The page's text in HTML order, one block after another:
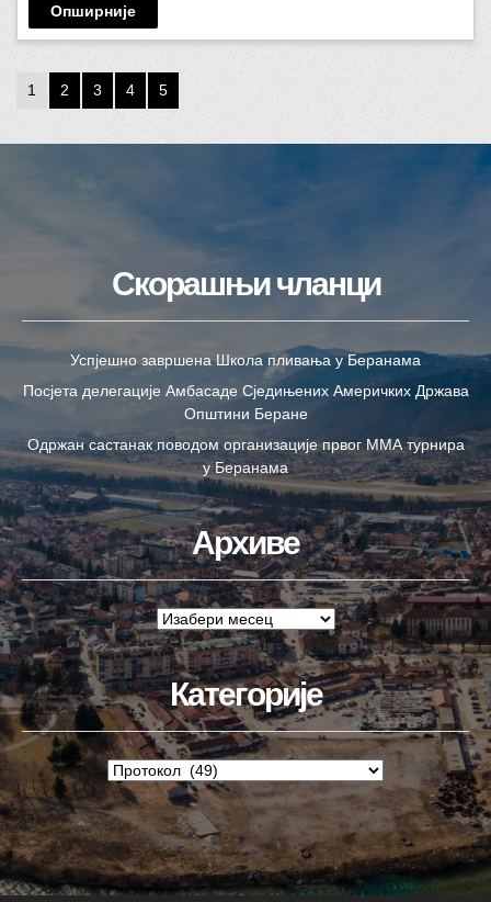
Опширније
1 2 3 4 5
Скорашњи чланци
Успјешно завршена Школа пливања у Беранама
Посјета делегације Амбасаде Сједињених Америчких Држава
Општини Беране
Одржан састанак поводом организације првог ММА турнира
у Беранама
Архиве
Категорије